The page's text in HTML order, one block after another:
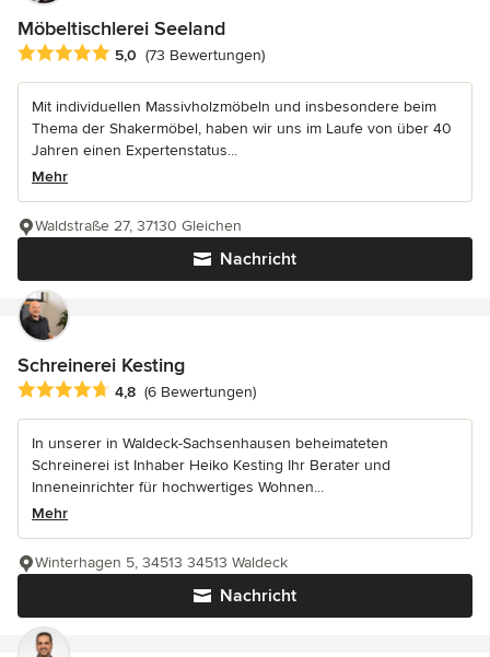
Möbeltischlerei Seeland
Durchschnittliche Bewertung: 5 von 5 Sternen
5,0 (73 Bewertungen)
Mit individuellen Massivholzmöbeln und insbesondere beim
Thema der Shakermöbel, haben wir uns im Laufe von über 40
Jahren einen Expertenstatus...
Mehr
Nachricht
Waldstraße 27, 37130 Gleichen
Schreinerei Kesting
Durchschnittliche Bewertung: 4.8 von 5 Sternen
4,8 (6 Bewertungen)
In unserer in Waldeck-Sachsenhausen beheimateten
Schreinerei ist Inhaber Heiko Kesting Ihr Berater und
Inneneinrichter für hochwertiges Wohnen...
Mehr
Nachricht
Winterhagen 5, 34513 34513 Waldeck